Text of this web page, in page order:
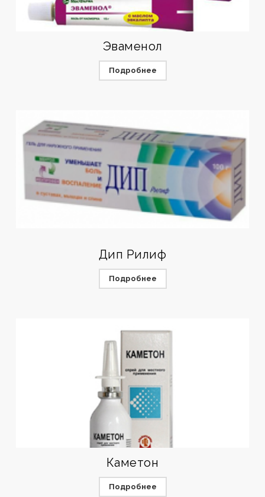
Эваменол
Подробнее
Дип Рилиф
Подробнее
Каметон
Подробнее